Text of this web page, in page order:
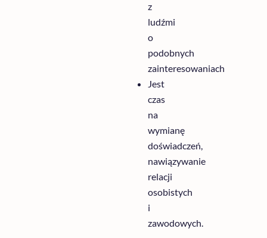
z
ludźmi
o
podobnych
zainteresowaniach
Jest
czas
na
wymianę
doświadczeń,
nawiązywanie
relacji
osobistych
i
zawodowych.